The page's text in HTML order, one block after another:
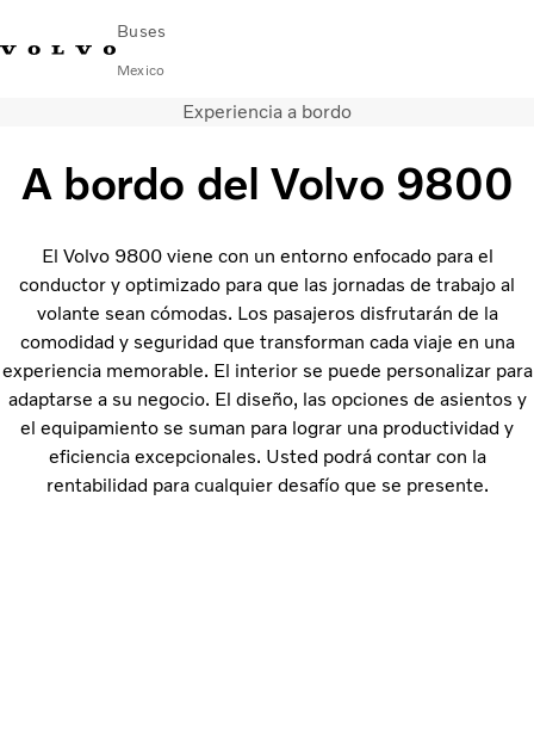
Buses
Mexico
Comuníquese con nosotroscentro de servicio
AUTOBUSES URBANOS E INTERURBANOS
Servicios
¿Por qué Volvo?
NOTICIAS E HISTORIAS
Contacto
Experiencia a bordo
A bordo del Volvo 9800
El Volvo 9800 viene con un entorno enfocado para el
conductor y optimizado para que las jornadas de trabajo al
volante sean cómodas. Los pasajeros disfrutarán de la
comodidad y seguridad que transforman cada viaje en una
experiencia memorable. El interior se puede personalizar para
adaptarse a su negocio. El diseño, las opciones de asientos y
el equipamiento se suman para lograr una productividad y
eficiencia excepcionales. Usted podrá contar con la
rentabilidad para cualquier desafío que se presente.